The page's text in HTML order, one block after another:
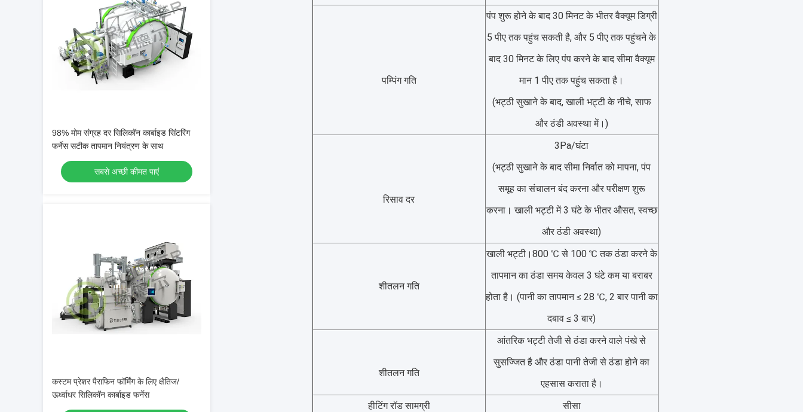
98% मोम संग्रह दर सिलिकॉन कार्बाइड सिंटरिंग
फर्नेस सटीक तापमान नियंत्रण के साथ
सबसे अच्छी कीमत पाएं
कस्टम प्रेशर पैराफिन फॉर्मिंग के लिए क्षैतिज/
ऊर्ध्वाधर सिलिकॉन कार्बाइड फर्नेस
पम्पिंग गति
पंप शुरू होने के बाद 30 मिनट के भीतर वैक्यूम डिग्री
5 पीए तक पहुंच सकती है, और 5 पीए तक पहुंचने के
बाद 30 मिनट के लिए पंप करने के बाद सीमा वैक्यूम
मान 1 पीए तक पहुंच सकता है।
(भट्ठी सुखाने के बाद, खाली भट्टी के नीचे, साफ
और ठंडी अवस्था में।)
रिसाव दर
3Pa/घंटा
(भट्ठी सुखाने के बाद सीमा निर्वात को मापना, पंप
समूह का संचालन बंद करना और परीक्षण शुरू
करना। खाली भट्टी में 3 घंटे के भीतर औसत, स्वच्छ
और ठंडी अवस्था)
शीतलन गति
खाली भट्टी।800 ℃ से 100 ℃ तक ठंडा करने के
तापमान का ठंडा समय केवल 3 घंटे कम या बराबर
होता है। (पानी का तापमान ≤ 28 ℃, 2 बार पानी का
दबाव ≤ 3 बार)
शीतलन गति
आंतरिक भट्टी तेजी से ठंडा करने वाले पंखे से
सुसज्जित है और ठंडा पानी तेजी से ठंडा होने का
एहसास कराता है।
हीटिंग रॉड सामग्री
सीसा